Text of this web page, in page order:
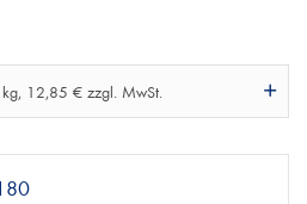
12,85 € zzgl. MwSt.